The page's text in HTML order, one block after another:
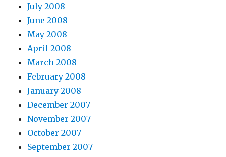
July 2008
June 2008
May 2008
April 2008
March 2008
February 2008
January 2008
December 2007
November 2007
October 2007
September 2007